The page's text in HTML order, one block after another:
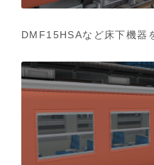
DMF15HSAなど床下機器